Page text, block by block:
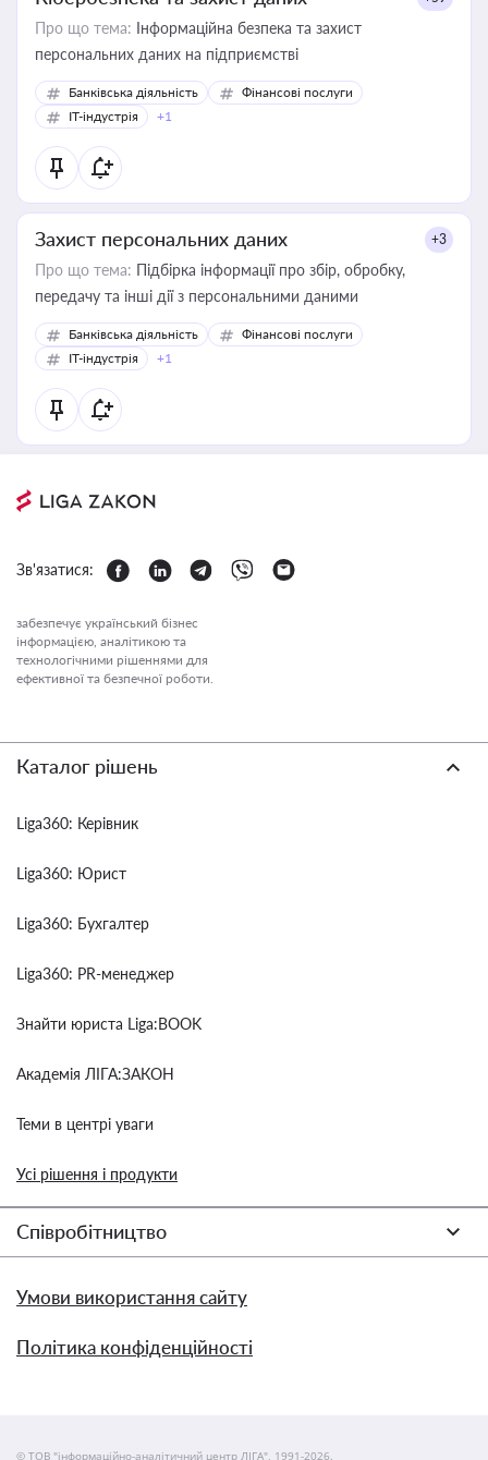
Про що тема: Інформаційна безпека та захист
персональних даних на підприємстві
Банківська діяльність
Фінансові послуги
IT-індустрія
+1
Захист персональних даних +3
Про що тема: Підбірка інформації про збір, обробку,
передачу та інші дії з персональними даними
Банківська діяльність
Фінансові послуги
IT-індустрія
+1
Зв'язатися:
забезпечує український бізнес
інформацією, аналітикою та
технологічними рішеннями для
ефективної та безпечної роботи.
Каталог рішень
Liga360: Керівник
Liga360: Юрист
Liga360: Бухгалтер
Liga360: PR-менеджер
Знайти юриста Liga:BOOK
Академія ЛІГА:ЗАКОН
Теми в центрі уваги
Усі рішення і продукти
Співробітництво
Умови використання сайту
Політика конфіденційності
© ТОВ "інформаційно-аналітичний центр ЛІГА", 1991-2026.